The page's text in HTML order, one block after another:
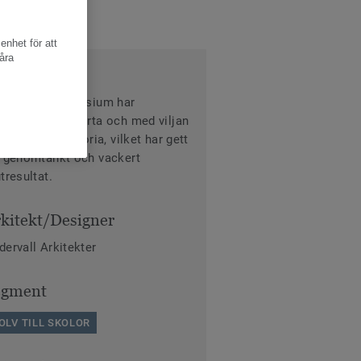
Fries Gymnasium har
med hjärta och med viljan
bevara en historia, vilket har gett
och vackert
Designer
Arkitekter
TILL SKOLOR
för att